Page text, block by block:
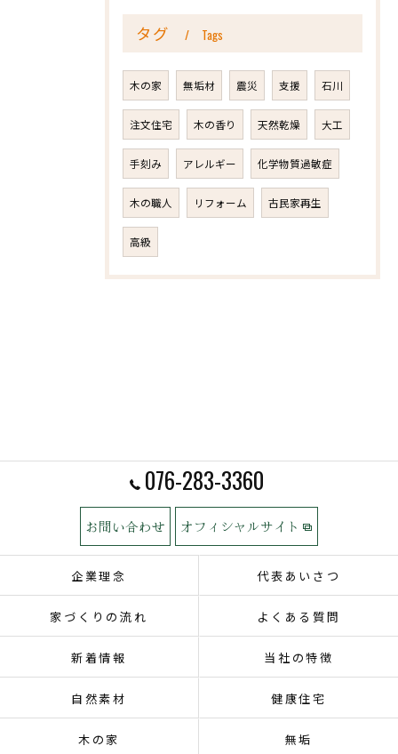
タグ Tags
木の家 無垢材 震災 支援 石川
注文住宅 木の香り 天然乾燥 大工
手刻み アレルギー 化学物質過敏症
木の職人 リフォーム 古民家再生
高級
076-283-3360
お問い合わせ オフィシャルサイト
企業理念 代表あいさつ
家づくりの流れ よくある質問
新着情報 当社の特徴
自然素材 健康住宅
木の家 無垢